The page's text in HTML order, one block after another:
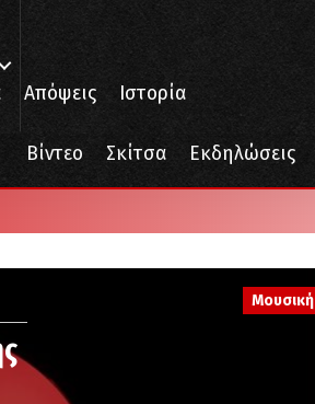
Απόψεις Ιστορία
Βίντεο Σκίτσα Εκδηλώσεις
Μουσική